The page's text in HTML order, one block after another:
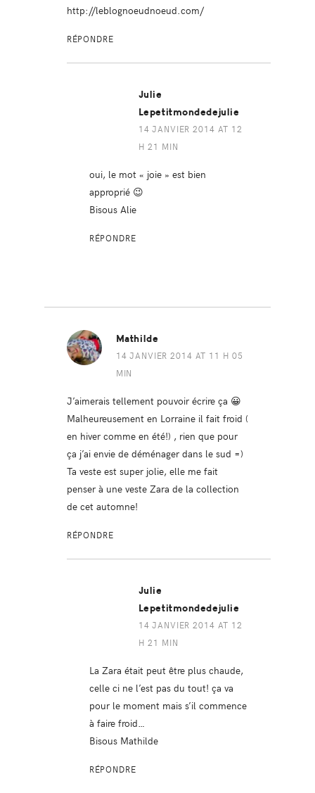
http://leblognoeudnoeud.com/
RÉPONDRE
Julie
Lepetitmondedejulie
14 JANVIER 2014 AT 12
H 21 MIN
oui, le mot « joie » est bien
approprié 😉
Bisous Alie
RÉPONDRE
Mathilde
14 JANVIER 2014 AT 11 H 05
MIN
J’aimerais tellement pouvoir écrire ça 😀
Malheureusement en Lorraine il fait froid (
en hiver comme en été!) , rien que pour
ça j’ai envie de déménager dans le sud =)
Ta veste est super jolie, elle me fait
penser à une veste Zara de la collection
de cet automne!
RÉPONDRE
Julie
Lepetitmondedejulie
14 JANVIER 2014 AT 12
H 21 MIN
La Zara était peut être plus chaude,
celle ci ne l’est pas du tout! ça va
pour le moment mais s’il commence
à faire froid…
Bisous Mathilde
RÉPONDRE